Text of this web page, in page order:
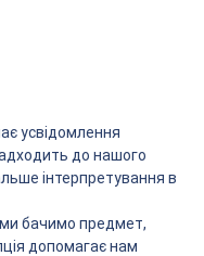
усвідомлення
до нашого
інтерпретування в
бачимо предмет,
допомагає нам